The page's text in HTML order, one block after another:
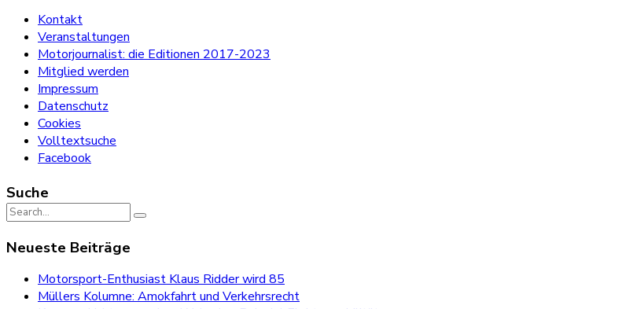
Kontakt
Veranstaltungen
Motorjournalist: die Editionen 2017-2023
Mitglied werden
Impressum
Datenschutz
Cookies
Volltextsuche
Facebook
Suche
Search
Neueste Beiträge
Motorsport-Enthusiast Klaus Ridder wird 85
Müllers Kolumne: Amokfahrt und Verkehrsrecht